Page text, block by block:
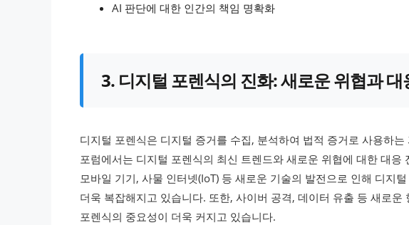
AI 판단에 대한 인간의 책임 명확화
3. 디지털 포렌식의 진화: 새로운 위협과 대
디지털 포렌식은 디지털 증거를 수집, 분석하여 법적 증거로 사용하
포럼에서는 디지털 포렌식의 최신 트렌드와 새로운 위협에 대한 대응
모바일 기기, 사물 인터넷(IoT) 등 새로운 기술의 발전으로 인해 디지
더욱 복잡해지고 있습니다. 또한, 사이버 공격, 데이터 유출 등 새로운
포렌식의 중요성이 더욱 커지고 있습니다.